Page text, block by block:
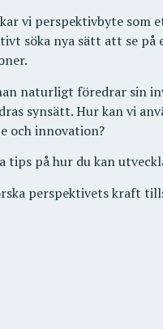
vi perspektivbyte som
söka nya sätt att se
naturligt föredrar sin
synsätt. Hur kan vi
och innovation?
tips på hur du kan
perspektivets kraft